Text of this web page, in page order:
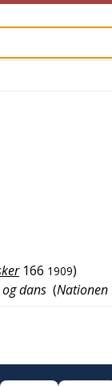
166 1909)
dans (Nationen